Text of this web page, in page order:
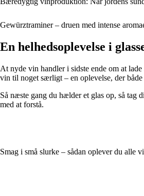
Gewürztraminer – druen med intense
En helhedsoplevelse i
At nyde vin handler i sidste ende om at
vin til noget særligt – en oplevelse, der
Så næste gang du hælder et glas op, så tag
med at forstå.
Smag i små slurke – sådan oplever du alle